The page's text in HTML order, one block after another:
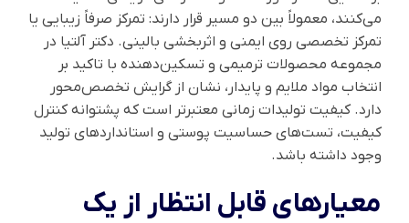
می‌کنند، معمولاً بین دو مسیر قرار دارند: تمرکز صرفاً زیبایی یا
تمرکز تخصصی روی ایمنی و اثربخشی بالینی. دکتر آلتیا در
مجموعه محصولات ترمیمی و تسکین‌دهنده با تاکید بر
انتخاب مواد ملایم و پایدار، نشان از گرایش تخصص‌محور
دارد. کیفیت تولیدات زمانی معتبرتر است که پشتوانه کنترل
کیفیت، تست‌های حساسیت پوستی و استانداردهای تولید
وجود داشته باشد.
معیارهای قابل انتظار از یک